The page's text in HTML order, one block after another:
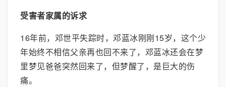
受害者家属的诉求
16年前，邓世平失踪时，邓蓝冰刚刚15岁，这个少
年始终不相信父亲再也回不来了，邓蓝冰还会在梦
里梦见爸爸突然回来了，但梦醒了，是巨大的伤
痛。